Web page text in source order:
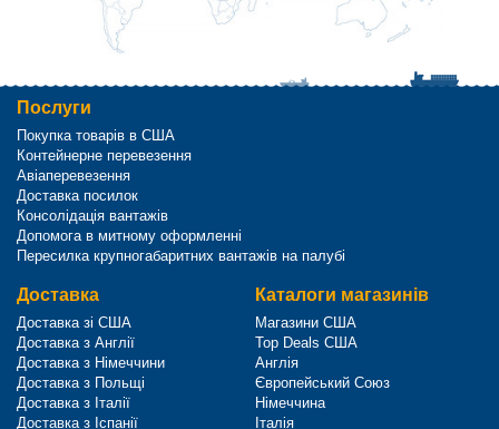
Послуги
Покупка товарів в США
Контейнерне перевезення
Авіаперевезення
Доставка посилок
Консолідація вантажів
Допомога в митному оформленні
Пересилка крупногабаритних вантажів на палубі
Доставка
Доставка зі США
Доставка з Англії
Доставка з Німеччини
Доставка з Польщі
Доставка з Італії
Доставка з Іспанії
Каталоги магазинів
Магазини США
Top Deals США
Англія
Європейський Союз
Німеччина
Італія